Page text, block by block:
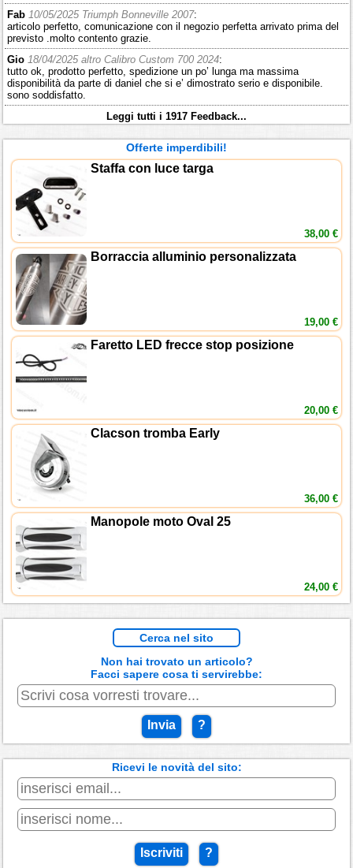
Fab 10/05/2025 Triumph Bonneville 2007:
articolo perfetto, comunicazione con il negozio perfetta arrivato prima del
previsto .molto contento grazie.
Gio 18/04/2025 altro Calibro Custom 700 2024:
tutto ok, prodotto perfetto, spedizione un po’ lunga ma massima
disponibilità da parte di daniel che si e’ dimostrato serio e disponibile.
sono soddisfatto.
Leggi tutti i 1917 Feedback...
Offerte imperdibili!
Staffa con luce targa
38,00 €
Borraccia alluminio personalizzata
19,00 €
Faretto LED frecce stop posizione
20,00 €
Clacson tromba Early
36,00 €
Manopole moto Oval 25
24,00 €
Cerca nel sito
Non hai trovato un articolo?
Facci sapere cosa ti servirebbe:
Invia ?
Ricevi le novità del sito:
Iscriviti ?